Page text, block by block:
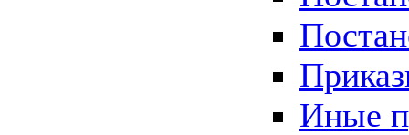
Иные